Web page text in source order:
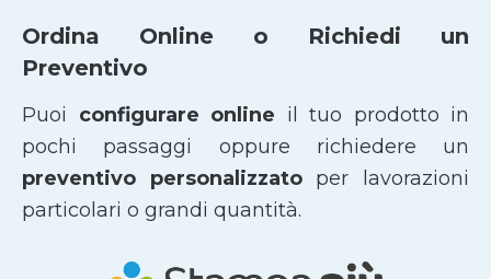
Ordina Online o Richiedi un
Preventivo
Puoi configurare online il tuo prodotto in
pochi passaggi oppure richiedere un
preventivo personalizzatoper lavorazioni
particolari o grandi quantità.